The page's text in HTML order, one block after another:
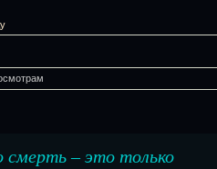
– это только